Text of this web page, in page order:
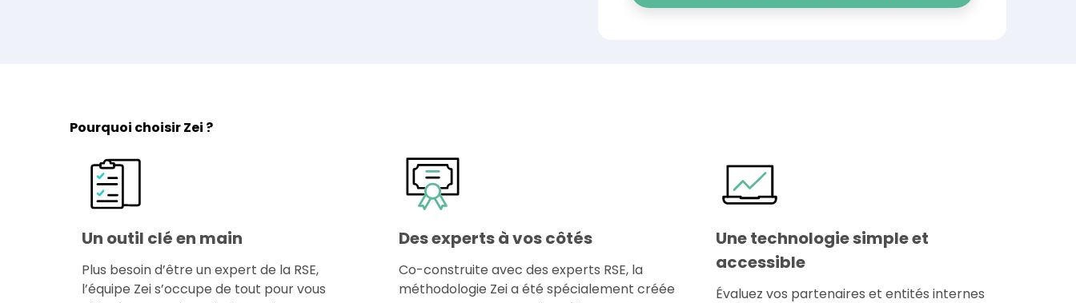
Pourquoi choisir Zei ?
Un outil clé en main
Plus besoin d’être un expert de la RSE,
l’équipe Zei s’occupe de tout pour vous
Des experts à vos côtés
Co-construite avec des experts RSE, la
méthodologie Zei a été spécialement créée
Une technologie simple et
accessible
Évaluez vos partenaires et entités internes